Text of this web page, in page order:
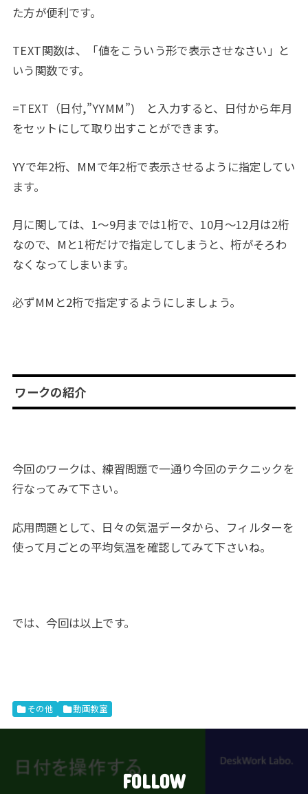
た方が便利です。
TEXT関数は、「値をこういう形で表示させなさい」と
いう関数です。
=TEXT（日付,”YYMM”) と入力すると、日付から年月
をセットにして取り出すことができます。
YYで年2桁、MMで年2桁で表示させるように指定してい
ます。
月に関しては、1～9月までは1桁で、10月～12月は2桁
なので、Mと1桁だけで指定してしまうと、桁がそろわ
なくなってしまいます。
必ずMMと2桁で指定するようにしましょう。
ワークの紹介
今回のワークは、練習問題で一通り今回のテクニックを
行なってみて下さい。
応用問題として、日々の気温データから、フィルターを
使って月ごとの平均気温を確認してみて下さいね。
では、今回は以上です。
その他 動画教室
FOLLOW